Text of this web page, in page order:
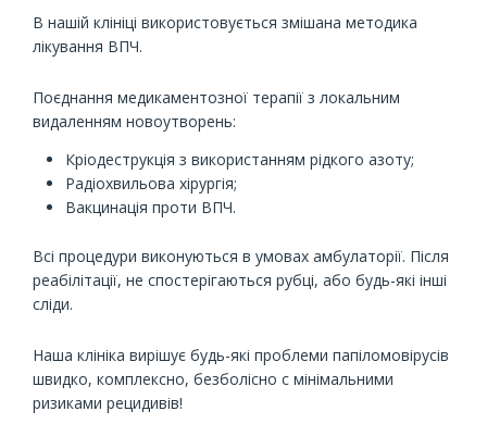
В нашій клініці використовується змішана методика
лікування ВПЧ.
Поєднання медикаментозної терапії з локальним
видаленням новоутворень:
Кріодеструкція з використанням рідкого азоту;
Радіохвильова хірургія;
Вакцинація проти ВПЧ.
Всі процедури виконуються в умовах амбулаторії. Після
реабілітації, не спостерігаються рубці, або будь-які інші
сліди.
Наша клініка вирішує будь-які проблеми папіломовірусів
швидко, комплексно, безболісно с мінімальними
ризиками рецидивів!